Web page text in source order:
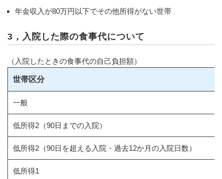
年金収入が80万円以下でその他所得がない世帯
3，入院した際の食事代について
（入院したときの食事代の自己負担額）
世帯区分
一般
低所得2（90日までの入院）
低所得2（90日を超える入院・過去12か月の入院日数）
低所得1